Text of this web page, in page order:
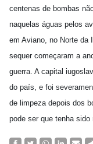
centenas de bombas
naquelas águas pelos
em Aviano, no Norte da
sequer começaram a
guerra. A capital
do país, e foi
de limpeza depois dos
pode ser que tenha